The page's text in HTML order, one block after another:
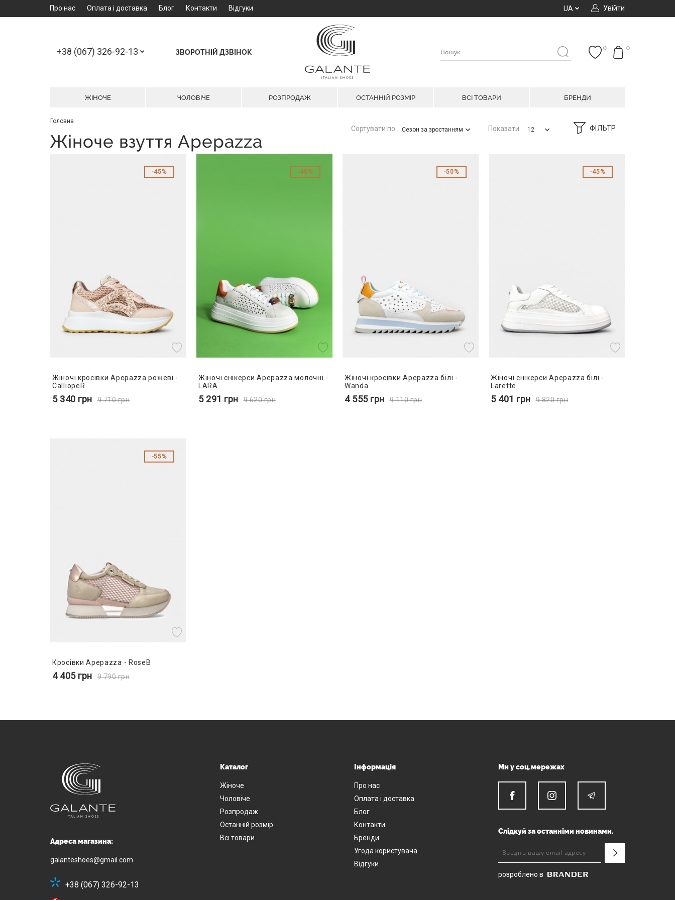
Про нас Оплата і доставка Блог Контакти Відгуки Увійти
UA
+38 (067) 326-92-13 ЗВОРОТНІЙ ДЗВІНОК
0
0
ЖІНОЧЕ ЧОЛОВІЧЕ РОЗПРОДАЖ ОСТАННІЙ РОЗМІР ВСІ ТОВАРИ БРЕНДИ
Головна
Жіноче взуття Apepazza
ФІЛЬТР
Сортувати по Сезон за зростанням Показати: 12
45%
Жіночі кросівки Apepazza рожеві -
CalliopeR
5 340 грн 9 710грн
45%
Жіночі снікерси Apepazza молочні -
LARA
5 291 грн 9 620грн
50%
Жіночі кросівки Apepazza білі -
Wanda
4 555 грн 9 110грн
45%
Жіночі снікерси Apepazza білі -
Larette
5 401 грн 9 820грн
55%
Кросівки Apepazza - RoseB
4 405 грн 9 790грн
Адреса магазина:
galanteshoes@gmail.com
+38 (067) 326-92-13
Каталог
Жіноче
Чоловіче
Розпродаж
Останній розмір
Всі товари
Інформація
Про нас
Оплата і доставка
Блог
Контакти
Бренди
Угода користувача
Відгуки
Ми у соц.мережах
Слідкуй за останніми новинами.
розроблено в